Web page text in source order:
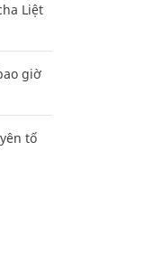
Liệt
giờ
tố